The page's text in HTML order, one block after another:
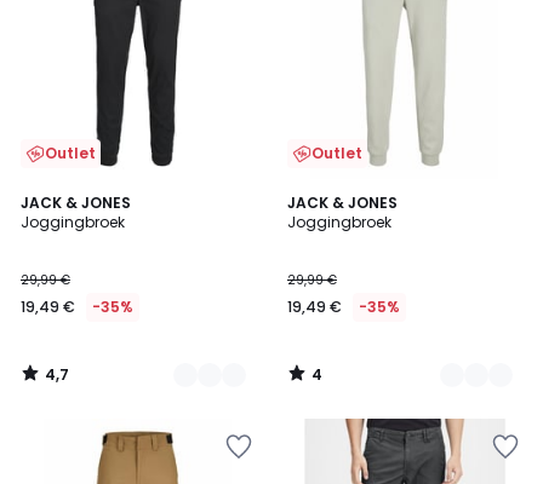
Outlet
JACK & JONES
Joggingbroek
29,99 €
19,49 € -35%
4,7
/ 5
3
Kleuren
4,7
/
Outlet
JACK & JONES
Joggingbroek
29,99 €
19,49 € -35%
4
/
2
Kleuren
4
/